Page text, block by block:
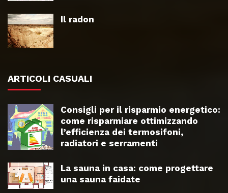
Il radon
ARTICOLI CASUALI
Consigli per il risparmio energetico:
come risparmiare ottimizzando
l’efficienza dei termosifoni,
radiatori e serramenti
La sauna in casa: come progettare
una sauna faidate